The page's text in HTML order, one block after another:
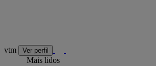
vtm Ver perfil
Mais lidos